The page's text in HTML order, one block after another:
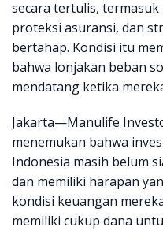
secara tertulis,
proteksi asuransi, dan
bertahap. Kondisi itu
bahwa lonjakan beban
mendatang ketika
Jakarta—Manulife
menemukan bahwa
Indonesia masih belum
dan memiliki harapan
kondisi keuangan
memiliki cukup dana